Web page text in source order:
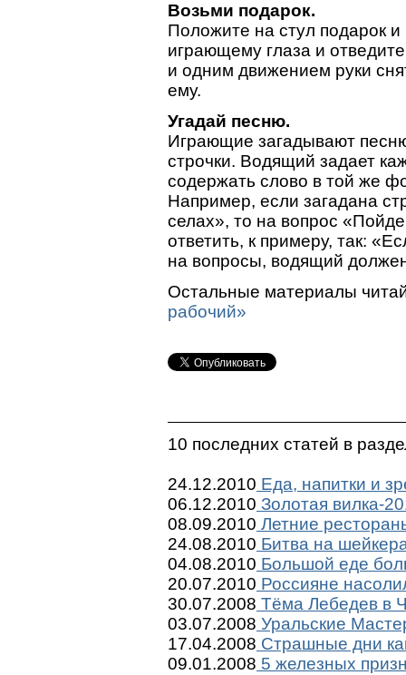
Возьми подарок.
Положите на стул подарок и
играющему глаза и
и одним движением руки
ему.
Угадай песню.
Играющие загадывают
строчки. Водящий задает
содержать слово в той же
Например, если загадана
селах», то на вопрос
ответить, к примеру, так:
на вопросы, водящий
Остальные материалы
рабочий»
10 последних статей в
24.12.2010 Еда, напитки и
06.12.2010 Золотая вилка-
08.09.2010 Летние
24.08.2010 Битва на
04.08.2010 Большой еде
20.07.2010 Россияне
30.07.2008 Тёма Лебедев в
03.07.2008 Уральские
17.04.2008 Страшные дни
09.01.2008 5 железных